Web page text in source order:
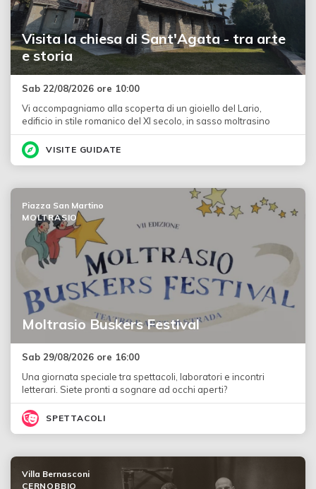
Visita la chiesa di Sant'Agata - tra arte
e storia
Sab 22/08/2026 ore 10:00
Vi accompagniamo alla scoperta di un gioiello del Lario,
edificio in stile romanico del XI secolo, in sasso moltrasino
VISITE GUIDATE
Moltrasio Buskers Festival
Piazza San Martino
MOLTRASIO
Sab 29/08/2026 ore 16:00
Una giornata speciale tra spettacoli, laboratori e incontri
letterari. Siete pronti a sognare ad occhi aperti?
SPETTACOLI
Villa Bernasconi
CERNOBBIO